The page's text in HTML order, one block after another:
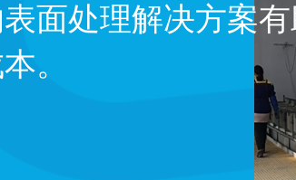
面处理解决方案
。